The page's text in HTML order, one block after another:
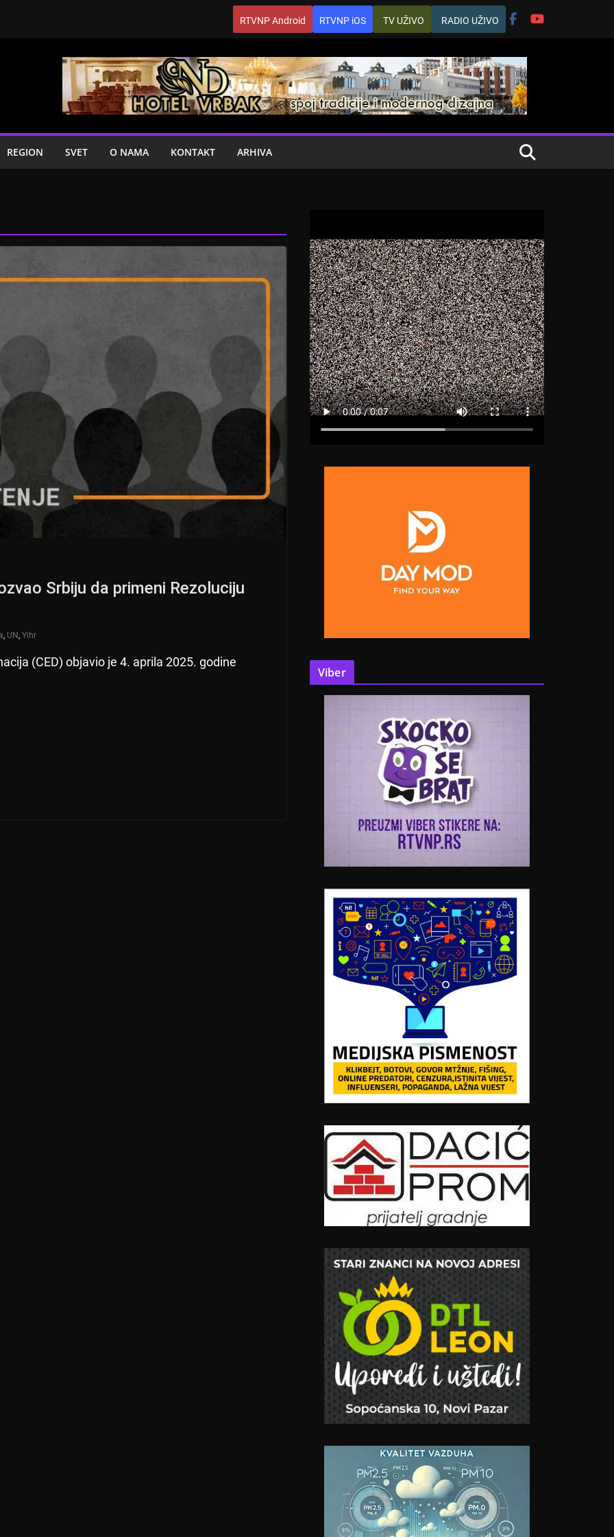
RTVNP Android RTVNP iOS TV UŽIVO RADIO UŽIVO
REGION SVET O NAMA KONTAKT ARHIVA
Srbiju da primeni Rezoluciju
, UN, Yihr
(CED) objavio je 4. aprila 2025. godine
Viber